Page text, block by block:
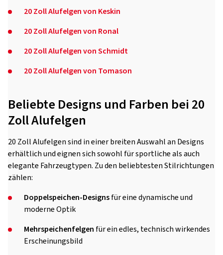
20 Zoll Alufelgen von Keskin
20 Zoll Alufelgen von Ronal
20 Zoll Alufelgen von Schmidt
20 Zoll Alufelgen von Tomason
Beliebte Designs und Farben bei 20
Zoll Alufelgen
20 Zoll Alufelgen sind in einer breiten Auswahl an Designs
erhältlich und eignen sich sowohl für sportliche als auch
elegante Fahrzeugtypen. Zu den beliebtesten Stilrichtungen
zählen:
Doppelspeichen-Designsfür eine dynamische und
moderne Optik
Mehrspeichenfelgen für ein edles, technisch wirkendes
Erscheinungsbild